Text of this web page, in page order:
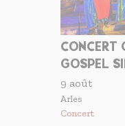
CONCERT
GOSPEL
9 août
Arles
Concert